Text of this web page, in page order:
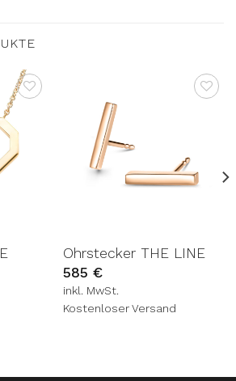
Ohrstecker THE LINE
585 €
inkl. MwSt.
Kostenloser Versand